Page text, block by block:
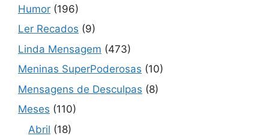
Humor (196)
Ler Recados (9)
Linda Mensagem (473)
Meninas SuperPoderosas (10)
Mensagens de Desculpas (8)
Meses (110)
Abril (18)